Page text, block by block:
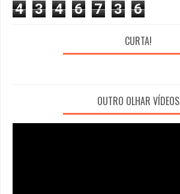
4 3 4 6 7 3 6
CURTA!
OUTRO OLHAR VÍDEOS